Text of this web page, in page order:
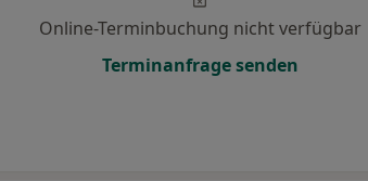
Online-Terminbuchung nicht verfügbar
Terminanfrage senden